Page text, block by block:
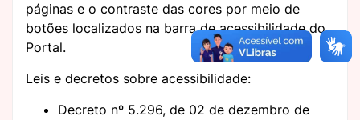
páginas e o contraste das cores por meio de
botões localizados na barra de acessibilidade do
Portal.
Leis e decretos sobre acessibilidade:
Decreto nº 5.296, de 02 de dezembro de